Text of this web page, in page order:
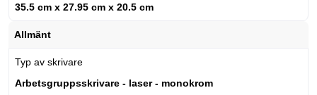
35.5 cm x 27.95 cm x 20.5 cm
Allmänt
Typ av skrivare
Arbetsgruppsskrivare - laser - monokrom